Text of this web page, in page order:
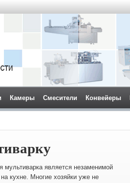
Камеры Смесители Конвейеры
мультиварка является незаменимой
кухне. Многие хозяйки уже не